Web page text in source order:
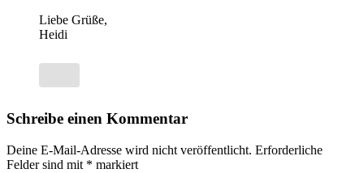
Liebe Grüße,
Heidi
Schreibe einen Kommentar
Deine E-Mail-Adresse wird nicht veröffentlicht. Erforderliche
Felder sind mit * markiert